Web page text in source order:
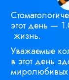
этот день —
жизнь.
Уважаемые
в этот день
миролюбивых